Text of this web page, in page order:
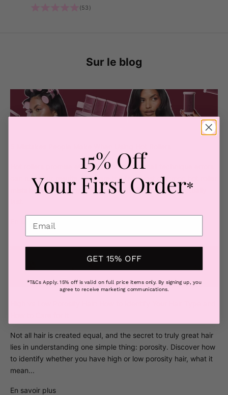
(53)
Sur le blog
Hot rollers promise effortless curls, but small technique errors
can ruin your results. Here are the five most common hot roller
mistakes and exactly how to fix them for curls that actually
En savoir plus
Not all hair is created equal, and the secret to truly great hair
lies in understanding one simple thing: porosity. Discover how
to identify whether you have high or low porosity hair, what it
mean...
En savoir plus
15% Off
Your First Order*
GET 15% OFF
*T&Cs Apply. 15% off is valid on full price items only. By signing up, you
agree to receive marketing communications.